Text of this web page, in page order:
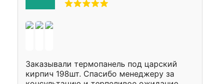
Заказывали термопанель под царский
кирпич 198шт. Спасибо менеджеру за